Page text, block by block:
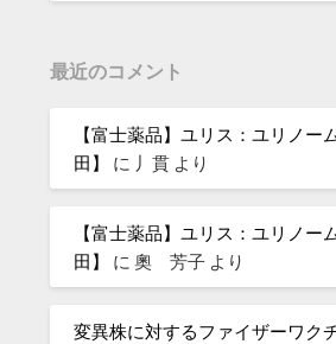
最近のコメント
【富士薬品】ユリス：ユリノー
田】
に 丿貫 より
【富士薬品】ユリス：ユリノー
田】
に奧 芳子 より
変異株に対するファイザーワク